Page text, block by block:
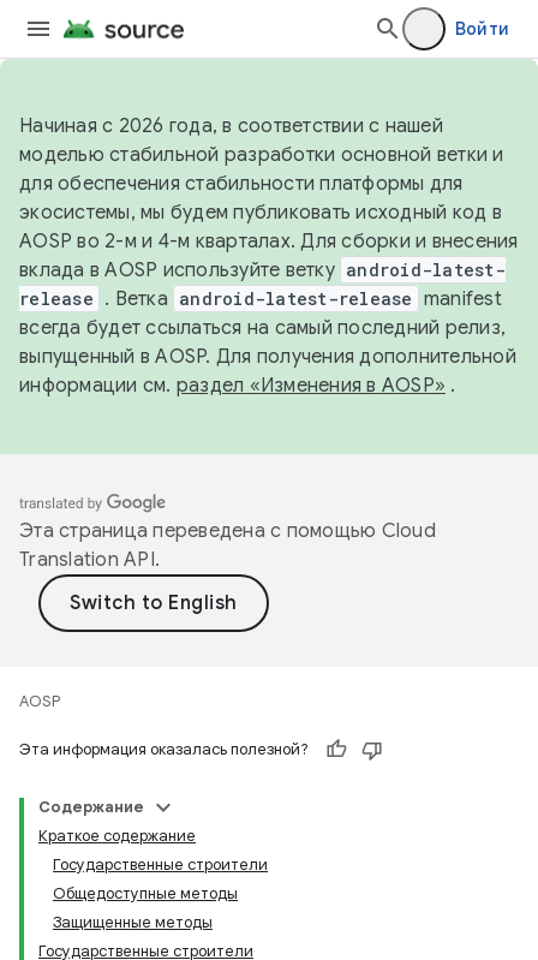
Войти
Начиная с 2026 года, в соответствии с нашей
моделью стабильной разработки основной ветки и
для обеспечения стабильности платформы для
экосистемы, мы будем публиковать исходный код в
AOSP во 2-м и 4-м кварталах. Для сборки и внесения
вклада в AOSP используйте ветку android-latest-
release . Ветка android-latest-release manifest
всегда будет ссылаться на самый последний релиз,
выпущенный в AOSP. Для получения дополнительной
информации см. раздел «Изменения в AOSP» .
Эта страница переведена с помощью Cloud
Translation API.
AOSP
Эта информация оказалась полезной?
Содержание
Краткое содержание
Государственные строители
Общедоступные методы
Защищенные методы
Государственные строители